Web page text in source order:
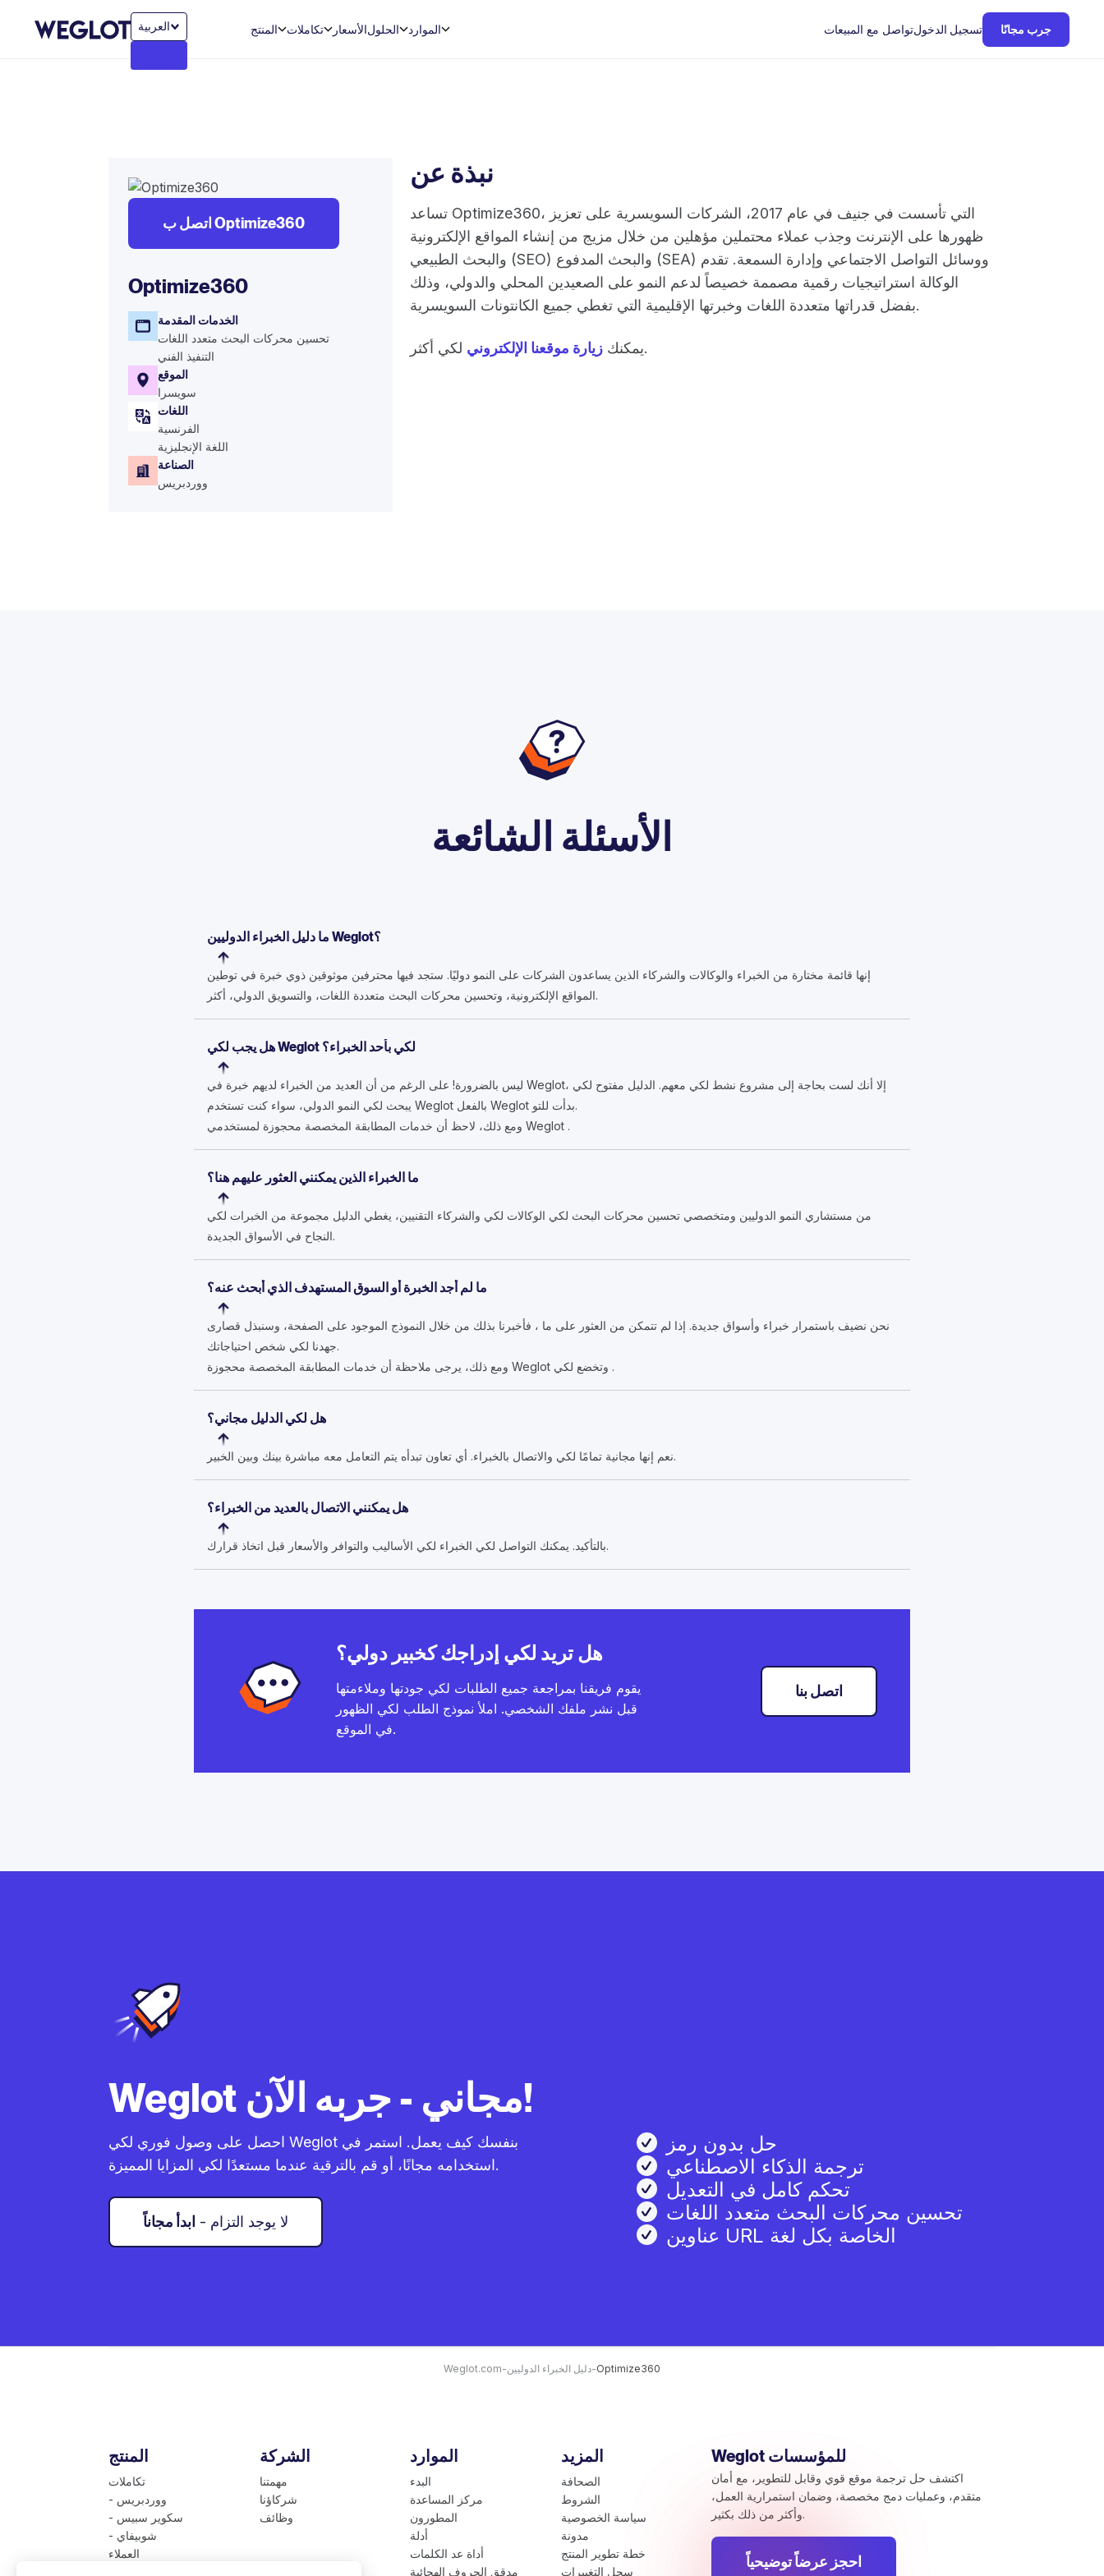
العربية‏ المنتج تكاملات الأسعارالحلول الموارد تواصل مع المبيعاتتسجيل الدخول جرب مجانًا
اتصل ب Optimize360
Optimize360
الخدمات المقدمة
تحسين محركات البحث متعدد اللغات
التنفيذ الفني
الموقع
سويسرا
اللغات
الفرنسية
اللغة الإنجليزية
الصناعة
ووردبريس
نبذة عن
تساعد Optimize360، التي تأسست في جنيف في عام 2017، الشركات السويسرية على تعزيز
ظهورها على الإنترنت وجذب عملاء محتملين مؤهلين من خلال مزيج من إنشاء المواقع الإلكترونية
والبحث الطبيعي (SEO) والبحث المدفوع (SEA) ووسائل التواصل الاجتماعي وإدارة السمعة. تقدم
الوكالة استراتيجيات رقمية مصممة خصيصاً لدعم النمو على الصعيدين المحلي والدولي، وذلك
بفضل قدراتها متعددة اللغات وخبرتها الإقليمية التي تغطي جميع الكانتونات السويسرية.
يمكنك زيارة موقعنا الإلكتروني لكي أكثر.
الأسئلة الشائعة
ما دليل الخبراء الدوليين Weglot؟
إنها قائمة مختارة من الخبراء والوكالات والشركاء الذين يساعدون الشركات على النمو دوليًا. ستجد فيها محترفين موثوقين ذوي خبرة في توطين
المواقع الإلكترونية، وتحسين محركات البحث متعددة اللغات، والتسويق الدولي، أكثر.
هل يجب لكي Weglot لكي بأحد الخبراء؟
ليس بالضرورة! على الرغم من أن العديد من الخبراء لديهم خبرة في Weglot، إلا أنك لست بحاجة إلى مشروع نشط لكي معهم. الدليل مفتوح لكي
يبحث لكي النمو الدولي، سواء كنت تستخدم Weglot بالفعل Weglot بدأت للتو.
ومع ذلك، لاحظ أن خدمات المطابقة المخصصة محجوزة لمستخدمي Weglot .
ما الخبراء الذين يمكنني العثور عليهم هنا؟
من مستشاري النمو الدوليين ومتخصصي تحسين محركات البحث لكي الوكالات لكي والشركاء التقنيين، يغطي الدليل مجموعة من الخبرات لكي
النجاح في الأسواق الجديدة.
ما لم أجد الخبرة أو السوق المستهدف الذي أبحث عنه؟
نحن نضيف باستمرار خبراء وأسواق جديدة. إذا لم تتمكن من العثور على ما ، فأخبرنا بذلك من خلال النموذج الموجود على الصفحة، وسنبذل قصارى
جهدنا لكي شخص احتياجاتك.
ومع ذلك، يرجى ملاحظة أن خدمات المطابقة المخصصة محجوزة Weglot وتخضع لكي .
هل لكي الدليل مجاني؟
نعم إنها مجانية تمامًا لكي والاتصال بالخبراء. أي تعاون تبدأه يتم التعامل معه مباشرة بينك وبين الخبير.
هل يمكنني الاتصال بالعديد من الخبراء؟
بالتأكيد. يمكنك التواصل لكي الخبراء لكي الأساليب والتوافر والأسعار قبل اتخاذ قرارك.
هل تريد لكي إدراجك كخبير دولي؟
يقوم فريقنا بمراجعة جميع الطلبات لكي جودتها وملاءمتها
قبل نشر ملفك الشخصي. املأ نموذج الطلب لكي الظهور
في الموقع.
اتصل بنا
Weglot مجاني - جربه الآن!
احصل على وصول فوري لكي Weglot بنفسك كيف يعمل. استمر في
استخدامه مجانًا، أو قم بالترقية عندما مستعدًا لكي المزايا المميزة.
ابدأ مجاناً - لا يوجد التزام
حل بدون رمز
ترجمة الذكاء الاصطناعي
تحكم كامل في التعديل
تحسين محركات البحث متعدد اللغات
عناوين URL الخاصة بكل لغة
Weglot.com-دليل الخبراء الدوليين-Optimize360
المنتج
تكاملات
- ووردبريس
- سكوير سبيس
- شوبيفاي
العملاء
الشركة
مهمتنا
شركاؤنا
وظائف
الموارد
البدء
مركز المساعدة
المطورون
أدلة
أداة عد الكلمات
مدقق الحروف الهجائية
المزيد
الصحافة
الشروط
سياسة الخصوصية
مدونة
خطة تطوير المنتج
سجل التغييرات
Weglot للمؤسسات
اكتشف حل ترجمة موقع قوي وقابل للتطوير، مع أمان
متقدم، وعمليات دمج مخصصة، وضمان استمرارية العمل،
وأكثر من ذلك بكثير.
احجز عرضاً توضيحياً